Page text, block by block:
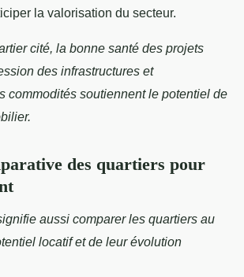
la valorisation du secteur.
cité, la bonne santé des projets
des infrastructures et
commodités soutiennent le potentiel de
des quartiers pour
aussi comparer les quartiers au
locatif et de leur évolution